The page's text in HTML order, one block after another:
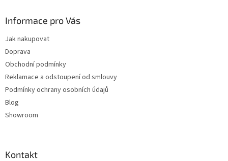
Informace pro Vás
Jak nakupovat
Doprava
Obchodní podmínky
Reklamace a odstoupení od smlouvy
Podmínky ochrany osobních údajů
Blog
Showroom
Kontakt